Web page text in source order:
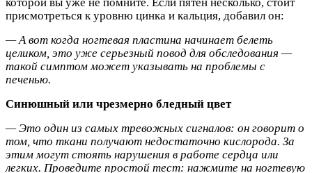
присмотреться к уровню цинка и кальция, добавил он:
— А вот когда ногтевая пластина начинает белеть
целиком, это уже серьезный повод для обследования —
такой симптом может указывать на проблемы с
печенью.
Синюшный или чрезмерно бледный цвет
— Это один из самых тревожных сигналов: он говорит о
том, что ткани получают недостаточно кислорода. За
этим могут стоять нарушения в работе сердца или
легких. Проведите простой тест: нажмите на ногтевую